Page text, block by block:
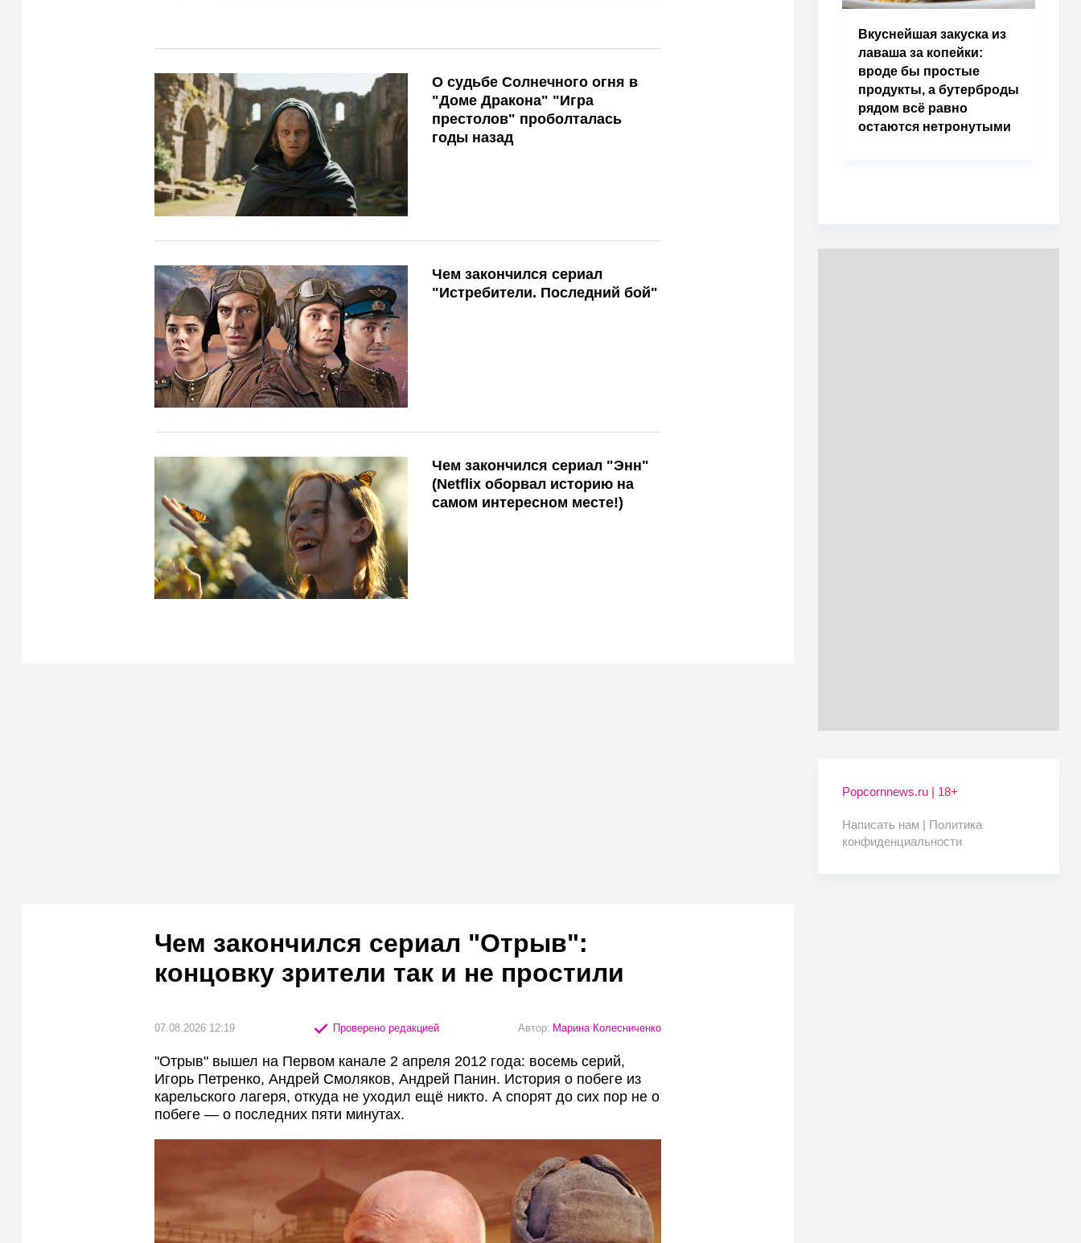
О судьбе Солнечного огня в
"Доме Дракона" "Игра
престолов" проболталась
годы назад
Чем закончился сериал
"Истребители. Последний бой"
Чем закончился сериал "Энн"
(Netflix оборвал историю на
самом интересном месте!)
Чем закончился сериал "Отрыв":
концовку зрители так и не простили
07.08.2026 12:19 Проверено редакцией Автор: Марина Колесниченко
"Отрыв" вышел на Первом канале 2 апреля 2012 года: восемь серий,
Игорь Петренко, Андрей Смоляков, Андрей Панин. История о побеге из
карельского лагеря, откуда не уходил ещё никто. А спорят до сих пор не о
побеге — о последних пяти минутах.
Вкуснейшая закуска из
лаваша за копейки:
вроде бы простые
продукты, а бутерброды
рядом всё равно
остаются нетронутыми
Popcornnews.ru | 18+
Написать нам | Политика
конфиденциальности